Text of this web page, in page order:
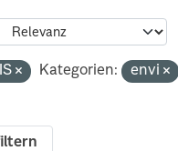
Kategorien:
envi